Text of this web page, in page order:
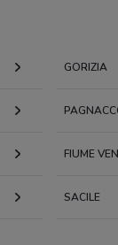
GORIZIA
FIUME
SACILE